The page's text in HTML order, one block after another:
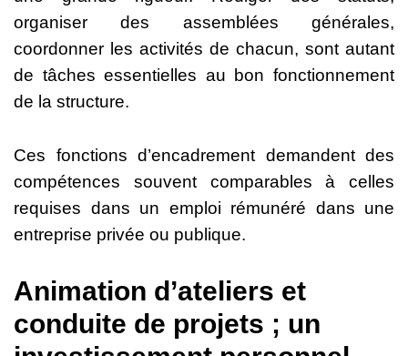
organiser des assemblées générales,
coordonner les activités de chacun, sont autant
de tâches essentielles au bon fonctionnement
de la structure.
Ces fonctions d’encadrement demandent des
compétences souvent comparables à celles
requises dans un emploi rémunéré dans une
entreprise privée ou publique.
Animation d’ateliers et
conduite de projets ; un